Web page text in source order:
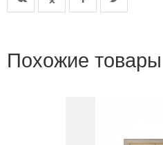
Похожие товары